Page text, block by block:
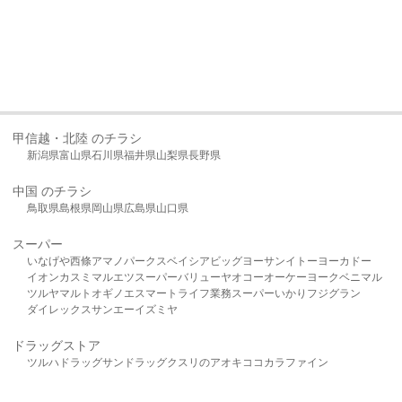
甲信越・北陸 のチラシ
新潟県富山県石川県福井県山梨県長野県
中国 のチラシ
鳥取県島根県岡山県広島県山口県
スーパー
いなげや西條アマノパークスベイシア ビッグヨーサンイトーヨーカドー
イオンカスミ マルエツスーパーバリューヤオコーオーケー ヨークベニマル
ツルヤマルト オギノ エスマート ライフ業務スーパーいかり フジグラン
ダイレックスサンエーイズミヤ
ドラッグストア
ツルハドラッグサンドラッグクスリのアオキ ココカラファイン